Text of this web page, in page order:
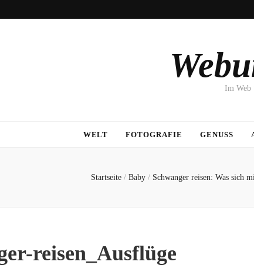
Im Web
WELT FOTOGRAFIE GENUSS
Startseite / Baby / Schwanger reisen: Was sich
reisen_Ausflüge